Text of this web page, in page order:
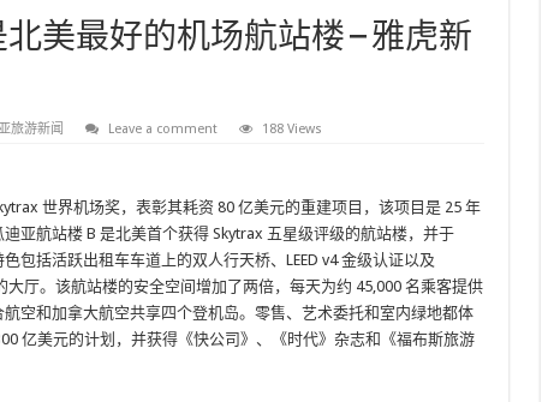
美最好的机场航站楼 – 雅虎新
旅游新闻 Leave a comment 188 Views
世界机场奖，表彰其耗资 80 亿美元的重建项目，该项目是 25 年
亚航站楼 B 是北美首个获得 Skytrax 五星级评级的航站楼，并于
包括活跃出租车车道上的双人行天桥、LEED v4 金级认证以及
大厅。该航站楼的安全空间增加了两倍，每天为约 45,000 名乘客提供
空和加拿大航空共享四个登机岛。零售、艺术委托和室内绿地都体
亿美元的计划，并获得《快公司》、《时代》杂志和《福布斯旅游